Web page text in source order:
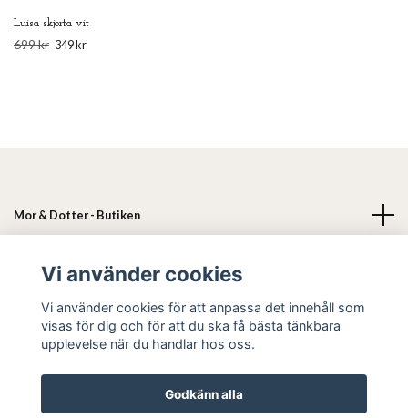
Luisa skjorta vit
699 kr 349 kr
Mor & Dotter - Butiken
Läs mer
Sociala medier
Vi använder cookies
Vi använder cookies för att anpassa det innehåll som
visas för dig och för att du ska få bästa tänkbara
upplevelse när du handlar hos oss.
Godkänn alla